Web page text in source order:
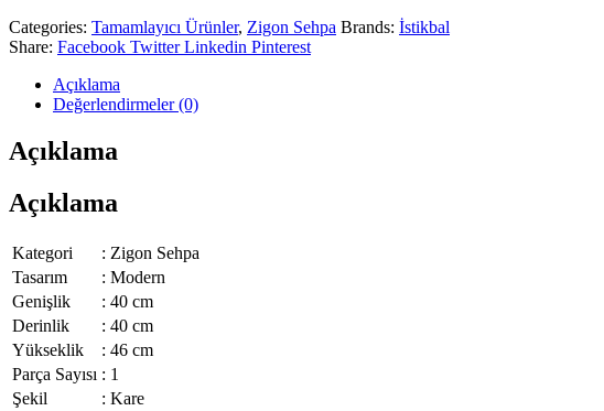
Categories: Tamamlayıcı Ürünler, Zigon Sehpa Brands: İstikbal
Share: Facebook Twitter Linkedin Pinterest
Açıklama
Değerlendirmeler (0)
Açıklama
Açıklama
Kategori : Zigon Sehpa
Tasarım
: Modern
Genişlik
: 40 cm
Derinlik
: 40 cm
Yükseklik
: 46 cm
Parça Sayısı : 1
Şekil
: Kare